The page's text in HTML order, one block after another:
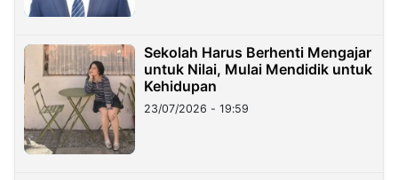
Sekolah Harus Berhenti Mengajar
untuk Nilai, Mulai Mendidik untuk
Kehidupan
23/07/2026 - 19:59